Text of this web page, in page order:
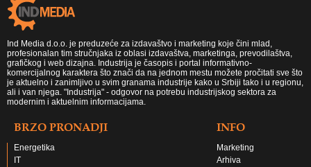
Ind Media d.o.o. je preduzeće za izdavaštvo i marketing koje čini mlad,
profesionalan tim stručnjaka iz oblasi izdavaštva, marketinga, prevodilaštva,
grafičkog i web dizajna. Industrija je časopis i portal informativno-
komercijalnog karaktera što znači da na jednom mestu možete pročitati sve što
je aktuelno i zanimljivo u svim granama industrije kako u Srbiji tako i u regionu,
ali i van njega. "Industrija" - odgovor na potrebu industrijskog sektora za
modernim i aktuelnim informacijama.
BRZO PRONADJI
Energetika
IT
INFO
Marketing
Arhiva